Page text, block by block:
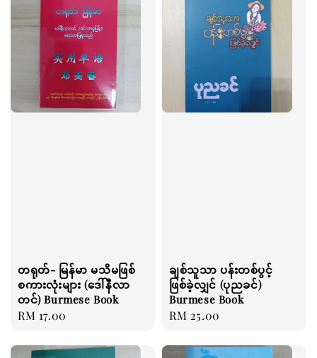
တရုတ်- မြန်မာ မသိမဖြစ်
စကားလုံးများ (ဒေါ်နီလာ
တင်) Burmese Book
Regular
RM 17.00
ချစ်သူသာ ပန်းတစ်ပွင့်
ဖြစ်ခဲ့လျှင် (ပုညခင်)
Burmese Book
Regular
RM 25.00